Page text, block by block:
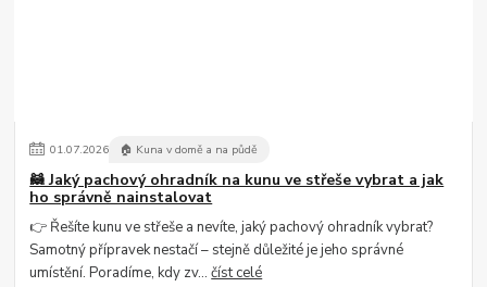
01.07.2026 🏠 Kuna v domě a na půdě
🦝 Jaký pachový ohradník na kunu ve střeše vybrat a jak
ho správně nainstalovat
👉 Řešíte kunu ve střeše a nevíte, jaký pachový ohradník vybrat?
Samotný přípravek nestačí – stejně důležité je jeho správné
umístění. Poradíme, kdy zv...číst celé